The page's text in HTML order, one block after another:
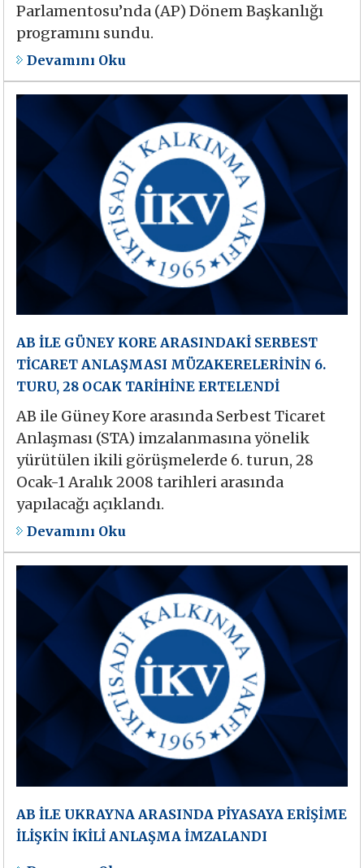
Parlamentosu’nda (AP) Dönem Başkanlığı
programını sundu.
Devamını Oku
AB İLE GÜNEY KORE ARASINDAKİ SERBEST
TİCARET ANLAŞMASI MÜZAKERELERİNİN 6.
TURU, 28 OCAK TARİHİNE ERTELENDİ
AB ile Güney Kore arasında Serbest Ticaret
Anlaşması (STA) imzalanmasına yönelik
yürütülen ikili görüşmelerde 6. turun, 28
Ocak-1 Aralık 2008 tarihleri arasında
yapılacağı açıklandı.
Devamını Oku
AB İLE UKRAYNA ARASINDA PİYASAYA ERİŞİME
İLİŞKİN İKİLİ ANLAŞMA İMZALANDI